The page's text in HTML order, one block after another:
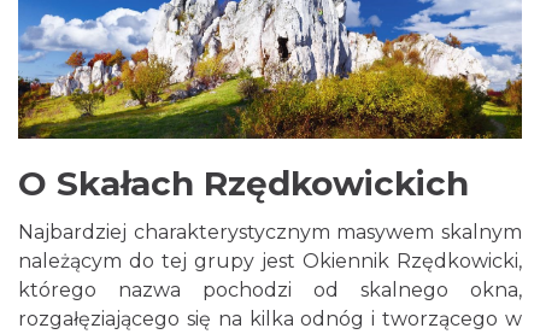
O Skałach Rzędkowickich
Najbardziej charakterystycznym masywem skalnym
należącym do tej grupy jest Okiennik Rzędkowicki,
którego nazwa pochodzi od skalnego okna,
rozgałęziającego się na kilka odnóg i tworzącego w